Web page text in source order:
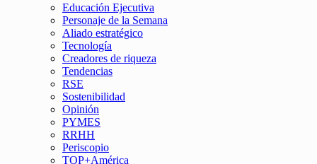
Educación Ejecutiva
Personaje de la Semana
Aliado estratégico
Tecnología
Creadores de riqueza
Tendencias
RSE
Sostenibilidad
Opinión
PYMES
RRHH
Periscopio
TOP+América